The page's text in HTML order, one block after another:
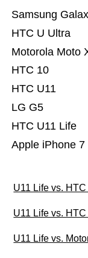
Apple iPhone 7
HTC U11 Life
LG G5
HTC U11
HTC 10
Motorola Moto
HTC U Ultra
Samsung
U11 Life vs. HTC
U11 Life vs.
U11 Life vs.